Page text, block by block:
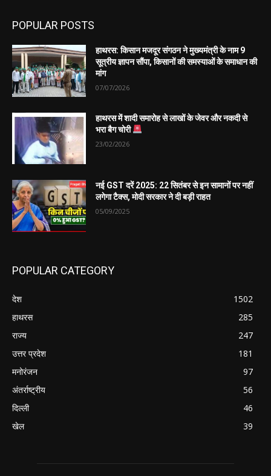
POPULAR POSTS
हाथरस: किसान मजदूर संगठन ने मुख्यमंत्री के नाम 9
सूत्रीय ज्ञापन सौंपा, किसानों की समस्याओं के समाधान की
मांग
07/07/2026
हाथरस में शादी समारोह से लाखों के जेवर और नकदी से
भरा बैग चोरी
23/02/2026
नई GST दरें 2025: 22 सितंबर से इन सामानों पर नहीं
लगेगा टैक्स, मोदी सरकार ने दी बड़ी राहत
05/09/2025
POPULAR CATEGORY
देश
1502
हाथरस
285
राज्य
247
उत्तर प्रदेश
181
मनोरंजन
97
अंतर्राष्ट्रीय
56
दिल्ली
46
खेल
39